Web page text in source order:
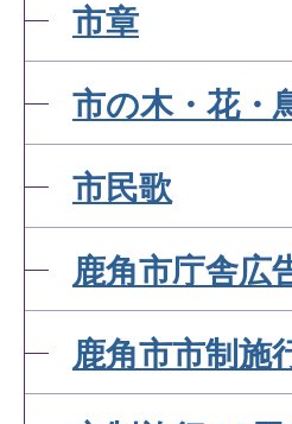
市章
市の木・花・
市民歌
鹿角市庁舎広
鹿角市市制施